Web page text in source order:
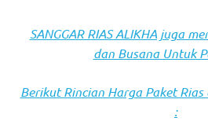
now
https://
visit
SANGGAR RIAS ALIKHA juga
dan Busana Untuk
Berikut Rincian Harga Paket
: